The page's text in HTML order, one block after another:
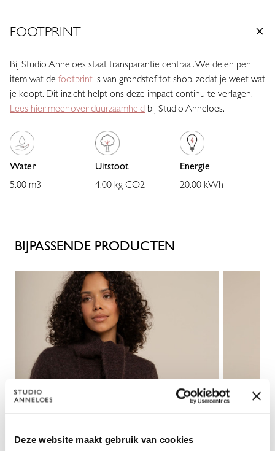
Deze website maakt gebruik van cookies
diepe, donkere tint geeft je outfit direct een stijlvolle basis en laat
kleuren.
De regular fit zorgt voor een comfortabele pasvorm die soepel
langs het lichaam valt. Het volantdetail geeft de rok extra
maken om de taille extra te accentueren met een riem. De
steekzakken zorgen voor een praktische en moderne touch.
soepelheid. De stof beweegt comfortabel met je mee en blijft
Combineer de Maisy met een blouse of top voor een verzorgde
rok die je moeiteloos door het seizoen draagt.
FOOTPRINT
Bij Studio Anneloes staat transparantie centraal. We delen per
item wat de footprint is van grondstof tot shop, zodat je weet wat
je koopt. Dit inzicht helpt ons deze impact continu te verlagen.
Lees hier meer over duurzaamheid bij Studio Anneloes.
Water
5.00 m3
Uitstoot
4.00 kg CO2
Energie
20.00 kWh
BIJPASSENDE PRODUCTEN